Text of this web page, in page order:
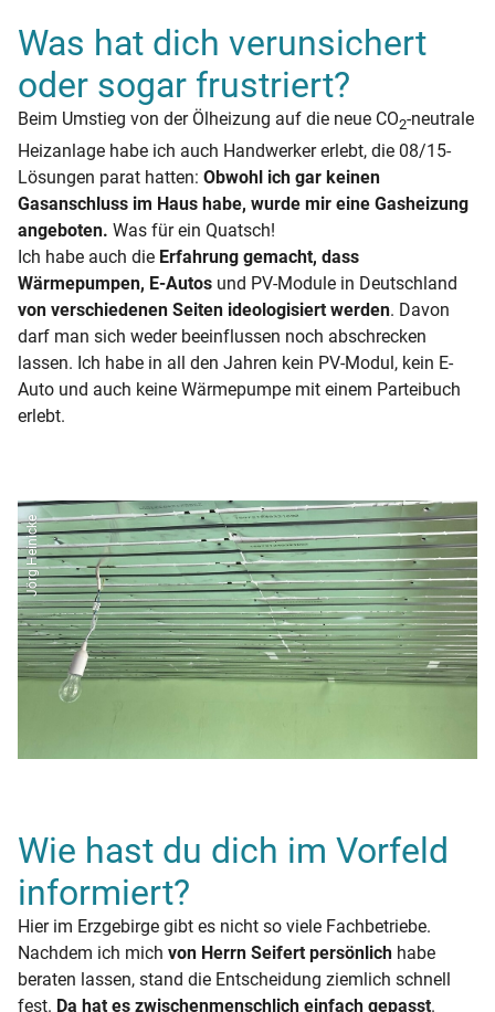
Was hat dich verunsichert
oder sogar frustriert?
Beim Umstieg von der Ölheizung auf die neue CO2-neutrale
Heizanlage habe ich auch Handwerker erlebt, die 08/15-
Lösungen parat hatten: Obwohl ich gar keinen
Gasanschluss im Haus habe, wurde mir eine Gasheizung
angeboten. Was für ein Quatsch!
Ich habe auch die Erfahrung gemacht, dass
Wärmepumpen, E-Autos und PV-Module in Deutschland
von verschiedenen Seiten ideologisiert werden. Davon
darf man sich weder beeinflussen noch abschrecken
lassen. Ich habe in all den Jahren kein PV-Modul, kein E-
Auto und auch keine Wärmepumpe mit einem Parteibuch
erlebt.
Jörg Heinicke
Wie hast du dich im Vorfeld
informiert?
Hier im Erzgebirge gibt es nicht so viele Fachbetriebe.
Nachdem ich mich von Herrn Seifert persönlich habe
beraten lassen, stand die Entscheidung ziemlich schnell
fest. Da hat es zwischenmenschlich einfach gepasst.